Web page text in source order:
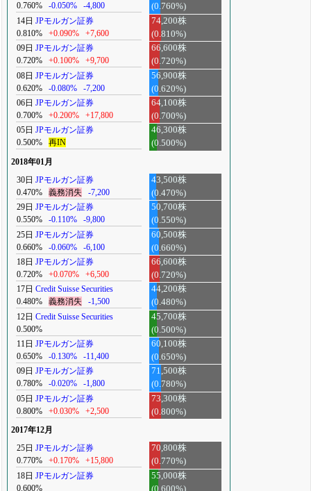
0.760%
-0.050% -4,800
(0.760%)
14日 JPモルガン証券
0.810%
+0.090% +7,600
74,200株
(0.810%)
09日 JPモルガン証券
0.720%
+0.100% +9,700
66,600株
(0.720%)
08日 JPモルガン証券
0.620%
-0.080% -7,200
56,900株
(0.620%)
06日 JPモルガン証券
0.700%
+0.200% +17,800
64,100株
(0.700%)
05日 JPモルガン証券
0.500%
再IN
46,300株
(0.500%)
2018年01月
30日 JPモルガン証券
0.470%
義務消失 -7,200
43,500株
(0.470%)
29日 JPモルガン証券
0.550%
-0.110% -9,800
50,700株
(0.550%)
25日 JPモルガン証券
0.660%
-0.060% -6,100
60,500株
(0.660%)
18日 JPモルガン証券
0.720%
+0.070% +6,500
66,600株
(0.720%)
17日 Credit Suisse Securities
0.480%
義務消失 -1,500
44,200株
(0.480%)
12日 Credit Suisse Securities
0.500%
45,700株
(0.500%)
11日 JPモルガン証券
0.650%
-0.130% -11,400
60,100株
(0.650%)
09日 JPモルガン証券
0.780%
-0.020% -1,800
71,500株
(0.780%)
05日 JPモルガン証券
0.800%
+0.030% +2,500
73,300株
(0.800%)
2017年12月
25日 JPモルガン証券
0.770%
+0.170% +15,800
70,800株
(0.770%)
18日 JPモルガン証券
0.600%
55,000株
(0.600%)